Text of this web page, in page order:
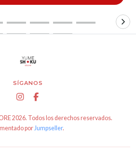
SÍGANOS
2026. Todos los derechos reservados.
porJumpseller.